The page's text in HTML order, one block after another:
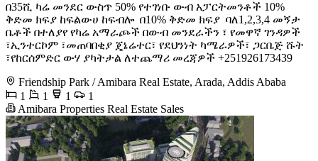
በ35ሺ ካሬ መንደር ውስጥ 50% የተገነቡ ውብ አፓርትመንቶች 10%
ቅድመ ክፍያ ከፍልውሀ ከፍብሎ ️ በ10% ቅድመ ክፍያ ️ ባለ1,2,3,4 መኝታ
ቤቶች በተለያየ የካሬ አማራጮች በውብ መንደራችን ፣ የመዋኛ ገንዳዎች
፣ኢንተርኮም ፣መጠባበቂያ ጄኔሬተር፣ የደህንነት ካሜራዎች፣ ጋርቤጅ ሹት
፣የከርሰምድር ውሃ ያካትታል ለተጨማሪ መረጃዎች +251926173439
Friendship Park / Amibara Real Estate, Arada, Addis Ababa
1
1 1
1
Amibara Properties Real Estate Sales